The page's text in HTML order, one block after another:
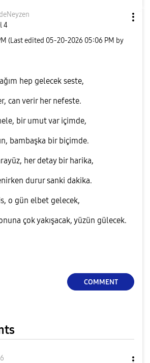
zen
4
(Last edited ‎05-20-2026 05:06 PM by
hep gelecek seste,
can verir her nefeste.
bir umut var içimde,
bambaşka bir biçimde.
her detay bir harika,
durur sanki dakika.
o gün elbet gelecek,
çok yakışacak, yüzün gülecek.
COMMENT